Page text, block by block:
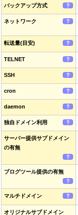
バックアップ方式 ？
ネットワーク ？
転送量(目安) ？
TELNET ？
SSH ？
cron ？
daemon ？
独自ドメイン利用 ？
サーバー提供サブドメイン
の有無
？
ブログツール提供の有無
？
マルチドメイン ？
オリジナルサブドメイン